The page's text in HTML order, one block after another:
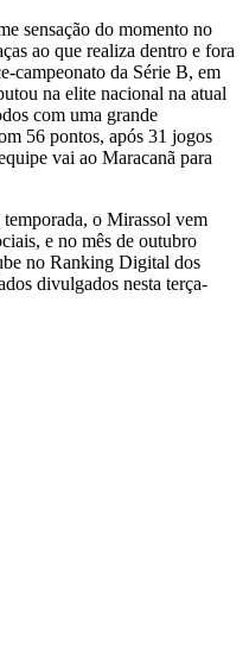
sensação do momento no
ao que realiza dentro e fora
campeonato da Série B, em
na elite nacional na atual
com uma grande
56 pontos, após 31 jogos
vai ao Maracanã para
o Mirassol vem
e no mês de outubro
no Ranking Digital dos
divulgados nesta terça-